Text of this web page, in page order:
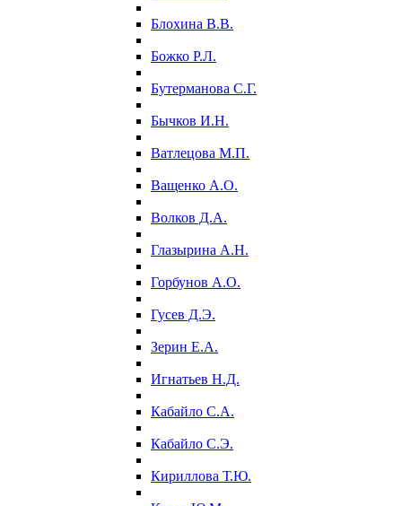
Блохина В.В.
Божко Р.Л.
Бутерманова С.Г.
Бычков И.Н.
Ватлецова М.П.
Ващенко А.О.
Волков Д.А.
Глазырина А.Н.
Горбунов А.О.
Гусев Д.Э.
Зерин Е.А.
Игнатьев Н.Д.
Кабайло С.А.
Кабайло С.Э.
Кириллова Т.Ю.